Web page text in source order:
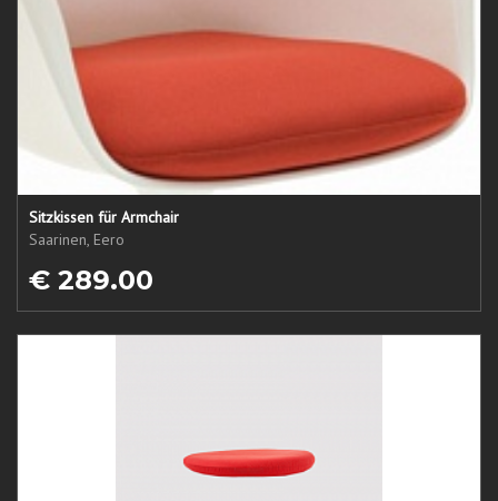
Sitzkissen für Armchair
Saarinen, Eero
€ 289.00